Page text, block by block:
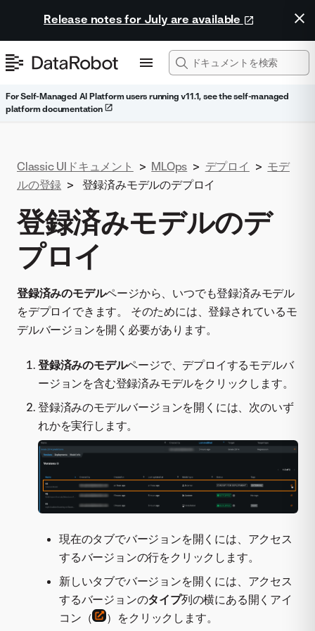
Release notes for July are available
For Self-Managed AI Platform users running v11.1, see the self-managed
platform documentation
Classic UIドキュメント > MLOps > デプロイ > モデ
ルの登録 > 登録済みモデルのデプロイ
登録済みモデルのデ
プロイ
登録済みのモデルページから、いつでも登録済みモデル
をデプロイできます。 そのためには、登録されているモ
デルバージョンを開く必要があります。
登録済みのモデルページで、デプロイするモデルバ
ージョンを含む登録済みモデルをクリックします。
登録済みのモデルバージョンを開くには、次のいず
れかを実行します。
現在のタブでバージョンを開くには、アクセス
するバージョンの行をクリックします。
新しいタブでバージョンを開くには、アクセス
するバージョンのタイプ列の横にある開くアイ
コン（
）をクリックします。